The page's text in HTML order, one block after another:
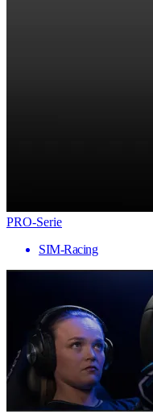
PRO-Serie
SIM-Racing